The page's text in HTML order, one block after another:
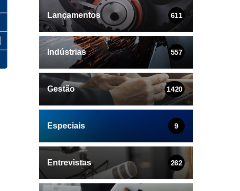
Lançamentos 611
Indústrias 557
Gestão 1420
Especiais 9
Entrevistas 262